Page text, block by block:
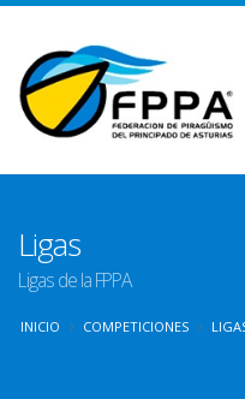
Ligas
Ligas de la FPPA
INICIO COMPETICIONES